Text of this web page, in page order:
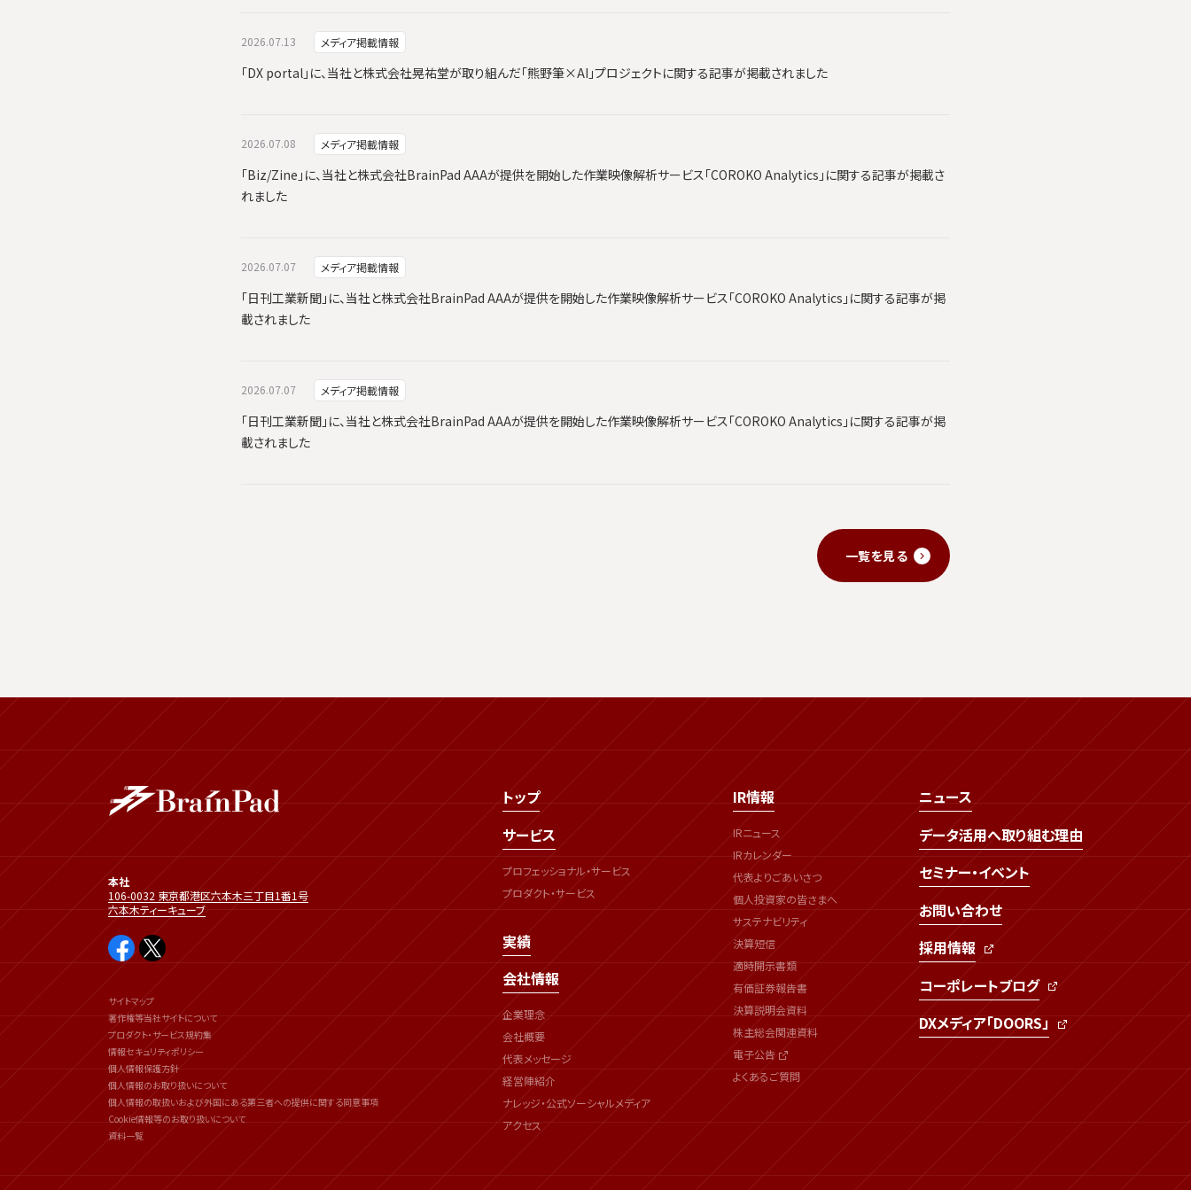
2026.07.13 メディア掲載情報
「DX portal」に、当社と株式会社晃祐堂が取り組んだ「熊野筆×AI」プロジェクトに関する記事が掲載されました
2026.07.08 メディア掲載情報
「Biz/Zine」に、当社と株式会社BrainPad AAAが提供を開始した作業映像解析サービス「COROKO Analytics」に関する記事が掲載さ
れました
2026.07.07 メディア掲載情報
「日刊工業新聞」に、当社と株式会社BrainPad AAAが提供を開始した作業映像解析サービス「COROKO Analytics」に関する記事が掲
載されました
2026.07.07 メディア掲載情報
「日刊工業新聞」に、当社と株式会社BrainPad AAAが提供を開始した作業映像解析サービス「COROKO Analytics」に関する記事が掲
載されました
一覧を見る
トップ
サービス
プロフェッショナル・サービス
プロダクト・サービス
実績
会社情報
企業理念
会社概要
代表メッセージ
経営陣紹介
ナレッジ・公式ソーシャルメディア
アクセス
IR情報
IRニュース
IRカレンダー
代表よりごあいさつ
個人投資家の皆さまへ
サステナビリティ
決算短信
適時開示書類
有価証券報告書
決算説明会資料
株主総会関連資料
電子公告
よくあるご質問
ニュース
データ活用へ取り組む理由
セミナー・イベント
お問い合わせ
採用情報
コーポレートブログ
DXメディア「DOORS」
本社
106-0032 東京都港区六本木三丁目1番1号
六本木ティーキューブ
サイトマップ
著作権等当社サイトについて
プロダクト・サービス規約集
情報セキュリティポリシー
個人情報保護方針
個人情報のお取り扱いについて
個人情報の取扱いおよび外国にある第三者への提供に関する同意事項
Cookie情報等のお取り扱いについて
資料一覧